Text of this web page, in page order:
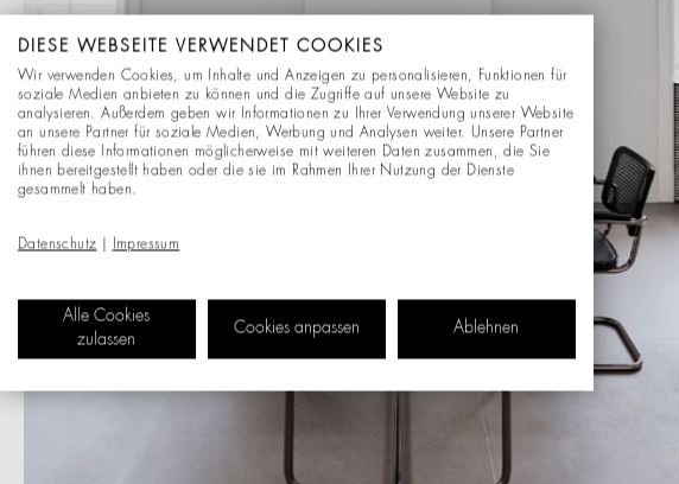
DIESE WEBSEITE VERWENDET COOKIES
Wir verwenden Cookies, um Inhalte und Anzeigen zu personalisieren, Funktionen für
soziale Medien anbieten zu können und die Zugriffe auf unsere Website zu
analysieren. Außerdem geben wir Informationen zu Ihrer Verwendung unserer Website
an unsere Partner für soziale Medien, Werbung und Analysen weiter. Unsere Partner
führen diese Informationen möglicherweise mit weiteren Daten zusammen, die Sie
ihnen bereitgestellt haben oder die sie im Rahmen Ihrer Nutzung der Dienste
gesammelt haben.
Datenschutz Impressum
Alle Cookies
zulassen
Cookies anpassen Ablehnen